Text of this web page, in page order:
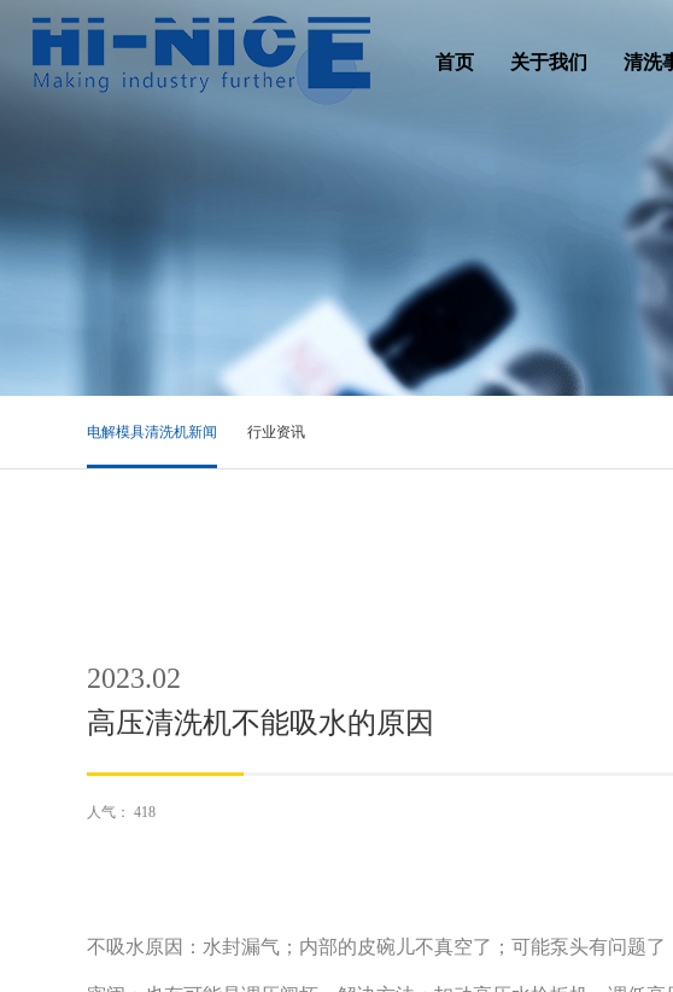
首页 关于我们 清洗
电解模具清洗机新闻 行业资讯
2023.02
高压清洗机不能吸水的原因
人气： 418
不吸水原因：水封漏气；内部的皮碗儿不真空了；可能泵头有问题